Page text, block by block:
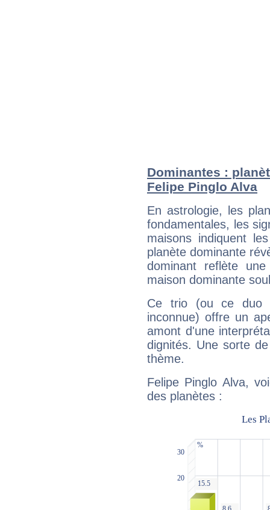
Dominantes :
Felipe Pinglo Alva
En astrologie, les
fondamentales, les
maisons indiquent
planète dominante
dominant reflète
maison dominante
Ce trio (ou ce duo
inconnue) offre un
amont d'une
dignités. Une sorte
thème.
Felipe Pinglo Alva,
des planètes :